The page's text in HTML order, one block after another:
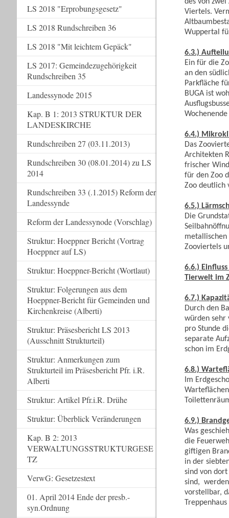
Viertels.
Wuppertal
6.3.)
Ein für die
an den
Parkfläche
BUGA ist
6.4.)
Das
Architekten
frischer
für den Zoo
Zoo deutlich
6.5.)
Die
Zooviertels
6.6.)
Tierwelt im
6.7.)
Durch den
würden sehr
pro Stunde
separate
schon im
6.8.)
Im
6.9.)
Was
die
giftigen
in der
sind von
sind,
vorstellbar,
LS 2018 "Erprobungsgesetz"
LS 2018 Rundschreiben 36
LS 2018 "Mit leichtem Gepäck"
LS 2017: Gemeindezugehörigkeit
Rundschreiben 35
Landessynode 2015
Kap. B 1: 2013 STRUKTUR DER
LANDESKIRCHE
Rundschreiben 27 (03.11.2013)
Rundschreiben 30 (08.01.2014) zu LS
2014
Rundschreiben 33 (.1.2015) Reform der
Landessynde
Reform der Landessynode (Vorschlag)
Struktur: Hoeppner Bericht (Vortrag
Hoeppner auf LS)
Struktur: Hoeppner-Bericht (Wortlaut)
Struktur: Folgerungen aus dem
Hoeppner-Bericht für Gemeinden und
Kirchenkreise (Alberti)
Struktur: Präsesbericht LS 2013
(Ausschnitt Strukturteil)
Struktur: Anmerkungen zum
Strukturteil im Präsesbericht Pfr. i.R.
Alberti
Struktur: Artikel Pfr.i.R. Drühe
Struktur: Überblick Veränderungen
Kap. B 2: 2013
VERWALTUNGSSTRUKTURGESE
TZ
VerwG: Gesetzestext
01. April 2014 Ende der presb.-
syn.Ordnung